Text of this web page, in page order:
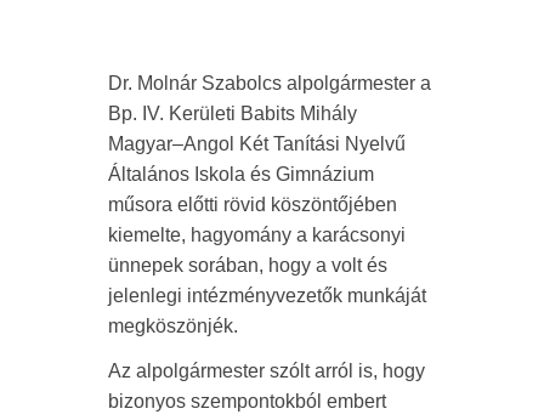
Dr. Molnár Szabolcs alpolgármester a
Bp. IV. Kerületi Babits Mihály
Magyar–Angol Két Tanítási Nyelvű
Általános Iskola és Gimnázium
műsora előtti rövid köszöntőjében
kiemelte, hagyomány a karácsonyi
ünnepek sorában, hogy a volt és
jelenlegi intézményvezetők munkáját
megköszönjék.
Az alpolgármester szólt arról is, hogy
bizonyos szempontokból embert